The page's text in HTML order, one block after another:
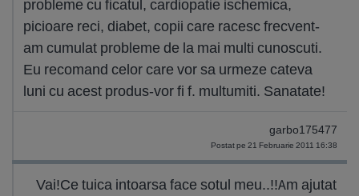
probleme cu ficatul, cardiopatie ischemica,
picioare reci, diabet, copii care racesc frecvent-
am cumulat probleme de la mai multi cunoscuti.
Eu recomand celor care vor sa urmeze cateva
luni cu acest produs-vor fi f. multumiti. Sanatate!
garbo175477
Postat pe 21 Februarie 2011 16:38
Vai!Ce tuica intoarsa face sotul meu..!!Am ajutat